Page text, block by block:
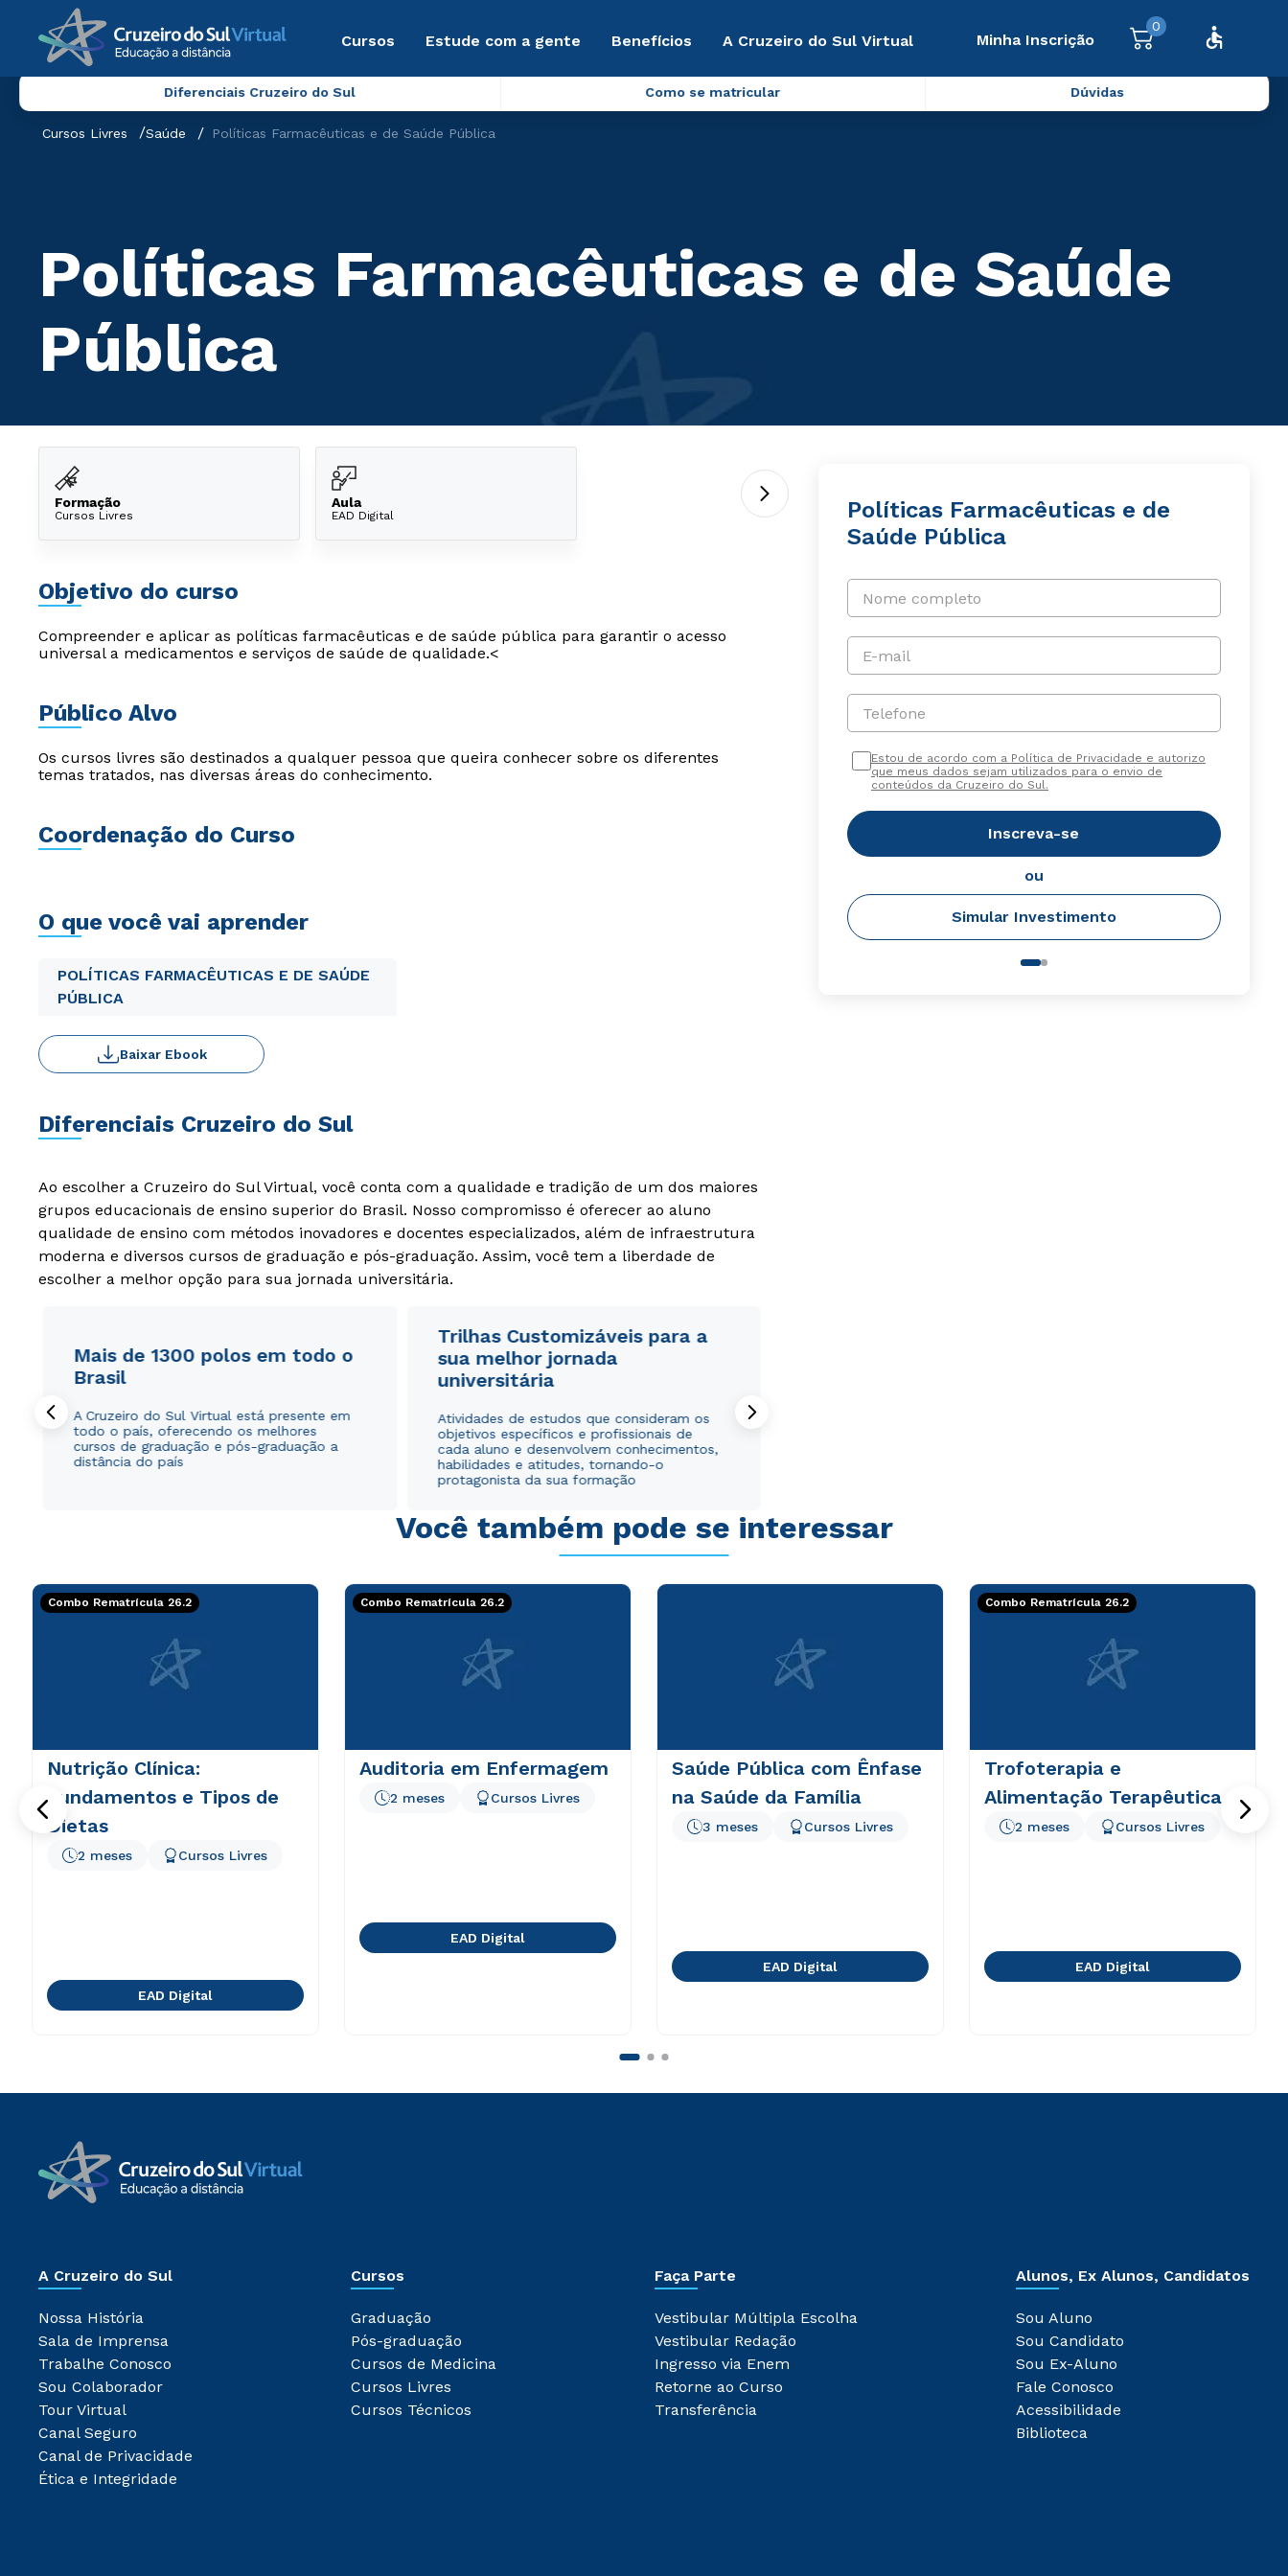
Cursos Estude com a gente Benefícios A Cruzeiro do Sul Virtual Minha Inscrição
0
Diferenciais Cruzeiro do Sul Como se matricular Dúvidas
Cursos Livres Saúde Políticas Farmacêuticas e de Saúde Pública
Políticas Farmacêuticas e de Saúde
Pública
Formação
Cursos Livres
Aula
EAD Digital
Objetivo do curso
Compreender e aplicar as políticas farmacêuticas e de saúde pública para garantir o acesso
universal a medicamentos e serviços de saúde de qualidade.<
Público Alvo
Os cursos livres são destinados a qualquer pessoa que queira conhecer sobre os diferentes
temas tratados, nas diversas áreas do conhecimento.
Coordenação do Curso
O que você vai aprender
POLÍTICAS FARMACÊUTICAS E DE SAÚDE
PÚBLICA
Baixar Ebook
Diferenciais Cruzeiro do Sul
Ao escolher a Cruzeiro do Sul Virtual, você conta com a qualidade e tradição de um dos maiores
grupos educacionais de ensino superior do Brasil. Nosso compromisso é oferecer ao aluno
qualidade de ensino com métodos inovadores e docentes especializados, além de infraestrutura
moderna e diversos cursos de graduação e pós-graduação. Assim, você tem a liberdade de
escolher a melhor opção para sua jornada universitária.
Mais de 1300 polos em todo o
Brasil
A Cruzeiro do Sul Virtual está presente em
todo o país, oferecendo os melhores
cursos de graduação e pós-graduação a
distância do país
Trilhas Customizáveis para a
sua melhor jornada
universitária
Atividades de estudos que consideram os
objetivos específicos e profissionais de
cada aluno e desenvolvem conhecimentos,
habilidades e atitudes, tornando-o
protagonista da sua formação
Políticas Farmacêuticas e de
Saúde Pública
Nome completo
E-mail
Telefone
Estou de acordo com a Política de Privacidade e autorizo
que meus dados sejam utilizados para o envio de
conteúdos da Cruzeiro do Sul.
Inscreva-se
ou
Simular Investimento
Você também pode se interessar
Combo Rematrícula 26.2
Nutrição Clínica:
Fundamentos e Tipos de
Dietas
2 meses Cursos Livres
EAD Digital
Combo Rematrícula 26.2
Auditoria em Enfermagem
2 meses Cursos Livres
EAD Digital
Saúde Pública com Ênfase
na Saúde da Família
3 meses Cursos Livres
EAD Digital
Combo Rematrícula 26.2
Trofoterapia e
Alimentação Terapêutica
2 meses Cursos Livres
EAD Digital
A Cruzeiro do Sul
Nossa História
Sala de Imprensa
Trabalhe Conosco
Sou Colaborador
Tour Virtual
Canal Seguro
Canal de Privacidade
Ética e Integridade
Cursos
Graduação
Pós-graduação
Cursos de Medicina
Cursos Livres
Cursos Técnicos
Faça Parte
Vestibular Múltipla Escolha
Vestibular Redação
Ingresso via Enem
Retorne ao Curso
Transferência
Alunos, Ex Alunos, Candidatos
Sou Aluno
Sou Candidato
Sou Ex-Aluno
Fale Conosco
Acessibilidade
Biblioteca
Estou de acordo com aPolítica de Privacidade.
autorizo que meus dados sejam utilizados para o
Estou de acordo com aPolítica de Privacidade.
autorizo que meus dados sejam utilizados para o